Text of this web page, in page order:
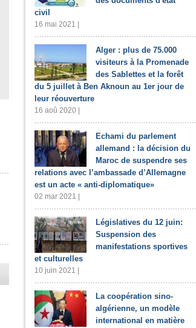
civil
16 mai 2021 |
Alger : plus de 75.000
visiteurs à la Promenade
des Sablettes et la forêt
du 5 juillet à Ben Aknoun au 1er jour de
leur réouverture
16 aoû 2020 |
Echami du parlement
allemand : la décision du
Maroc de suspendre ses
relations avec l’ambassade d’Allemagne
est un acte « anti-diplomatique»
02 mar 2021 |
Législatives du 12 juin:
Suspension des
manifestations sportives
et culturelles
10 juin 2021 |
La coopération sino-
algérienne, un modèle
international en matière